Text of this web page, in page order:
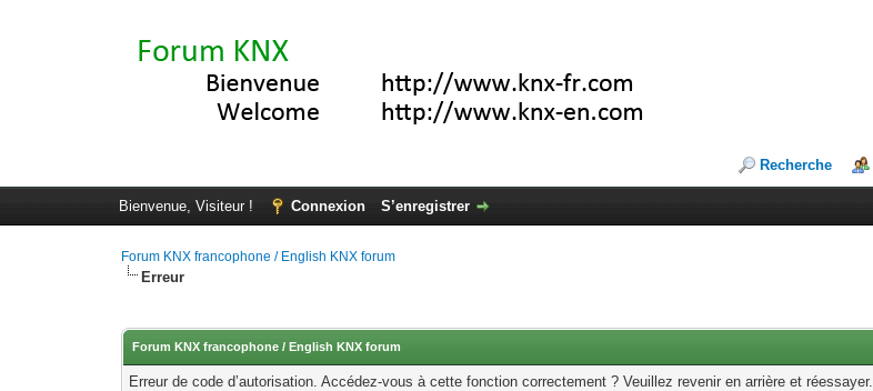
Recherche
Bienvenue, Visiteur ! Connexion S’enregistrer
Forum KNX francophone / English KNX forum
Erreur
Forum KNX francophone / English KNX forum
Erreur de code d’autorisation. Accédez-vous à cette fonction correctement ? Veuillez revenir en arrière et réessayer.